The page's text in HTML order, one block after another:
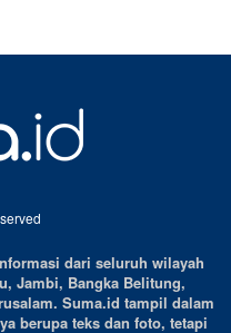
dari seluruh wilayah
Jambi, Bangka Belitung,
Suma.id tampil dalam
berupa teks dan foto, tetapi